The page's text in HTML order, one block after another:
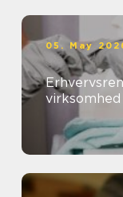
05. May